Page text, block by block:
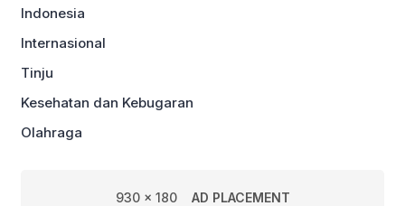
Indonesia
Internasional
Tinju
Kesehatan dan Kebugaran
Olahraga
930 x 180 AD PLACEMENT